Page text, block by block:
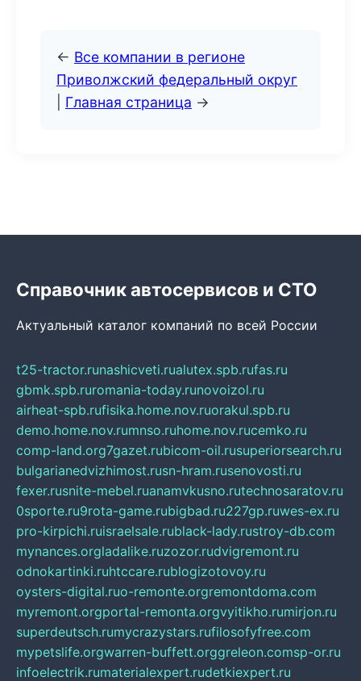
← Все компании в регионе
Приволжский федеральный округ
Главная страница →
Справочник автосервисов и СТО
Актуальный каталог компаний по всей России
t25-tractor.runashicveti.rualutex.spb.rufas.ru
gbmk.spb.ruromania-today.runovoizol.ru
airheat-spb.rufisika.home.nov.ruorakul.spb.ru
demo.home.nov.rumnso.ruhome.nov.rucemko.ru
comp-land.org7gazet.rubicom-oil.rusuperiorsearch.ru
bulgarianedvizhimost.rusn-hram.rusenovosti.ru
fexer.rusnite-mebel.ruanamvkusno.rutechnosaratov.ru
0sporte.ru9rota-game.rubigbad.ru227gp.ruwes-ex.ru
pro-kirpichi.ruisraelsale.rublack-lady.rustroy-db.com
mynances.orgladalike.ruzozor.rudvigremont.ru
odnokartinki.ruhtccare.rublogizotovoy.ru
oysters-digital.ruo-remonte.orgremontdoma.com
myremont.orgportal-remonta.orgvyitikho.rumirjon.ru
superdeutsch.rumycrazystars.rufilosofyfree.com
mypetslife.orgwarren-buffett.orggreleon.comsp-or.ru
infoelectrik.rumaterialexpert.rudetkiexpert.ru